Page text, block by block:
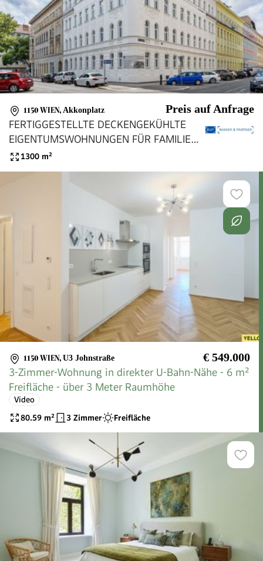
1150 WIEN, Akkonplatz Preis auf Anfrage
FERTIGGESTELLTE DECKENGEKÜHLTE
EIGENTUMSWOHNUNGEN FÜR FAMILIEN,
PÄRCHEN, SINGLES UND ANLEGER
1300 m²
1150 WIEN, U3 Johnstraße € 549.000
3-Zimmer-Wohnung in direkter U-Bahn-Nähe - 6 m²
Freifläche - über 3 Meter Raumhöhe
Video
80.59 m² 3 Zimmer Freifläche